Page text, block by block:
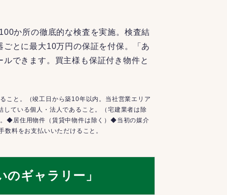
か所の徹底的な検査を実施。検査結
とに最大10万円の保証を付保。「あ
できます。買主様も保証付き物件と
こと。（竣工日から築10年以内。当社営業エリア
ている個人・法人であること。（宅建業者は除
◆居住用物件（賃貸中物件は除く）◆当初の媒介
料をお支払いいただけること。
のギャラリー」